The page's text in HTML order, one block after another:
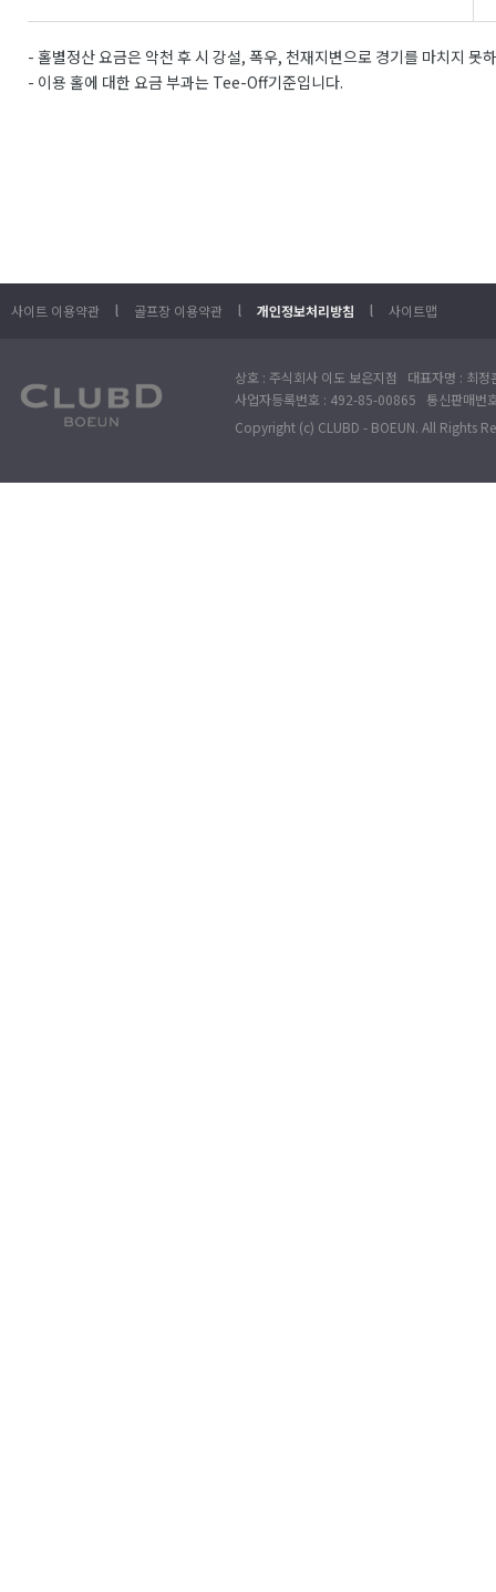
- 홀별정산 요금은 악천 후 시 강설, 폭우, 천재지변으로 경기를 마치지 못
- 이용 홀에 대한 요금 부과는 Tee-Off기준입니다.
사이트 이용약관 l 골프장 이용약관 l 개인정보처리방침 l 사이트맵
상호 : 주식회사 이도 보은지점 대표자명 : 최
사업자등록번호 : 492-85-00865 통신판매
Copyright (c) CLUBD - BOEUN. All Rights